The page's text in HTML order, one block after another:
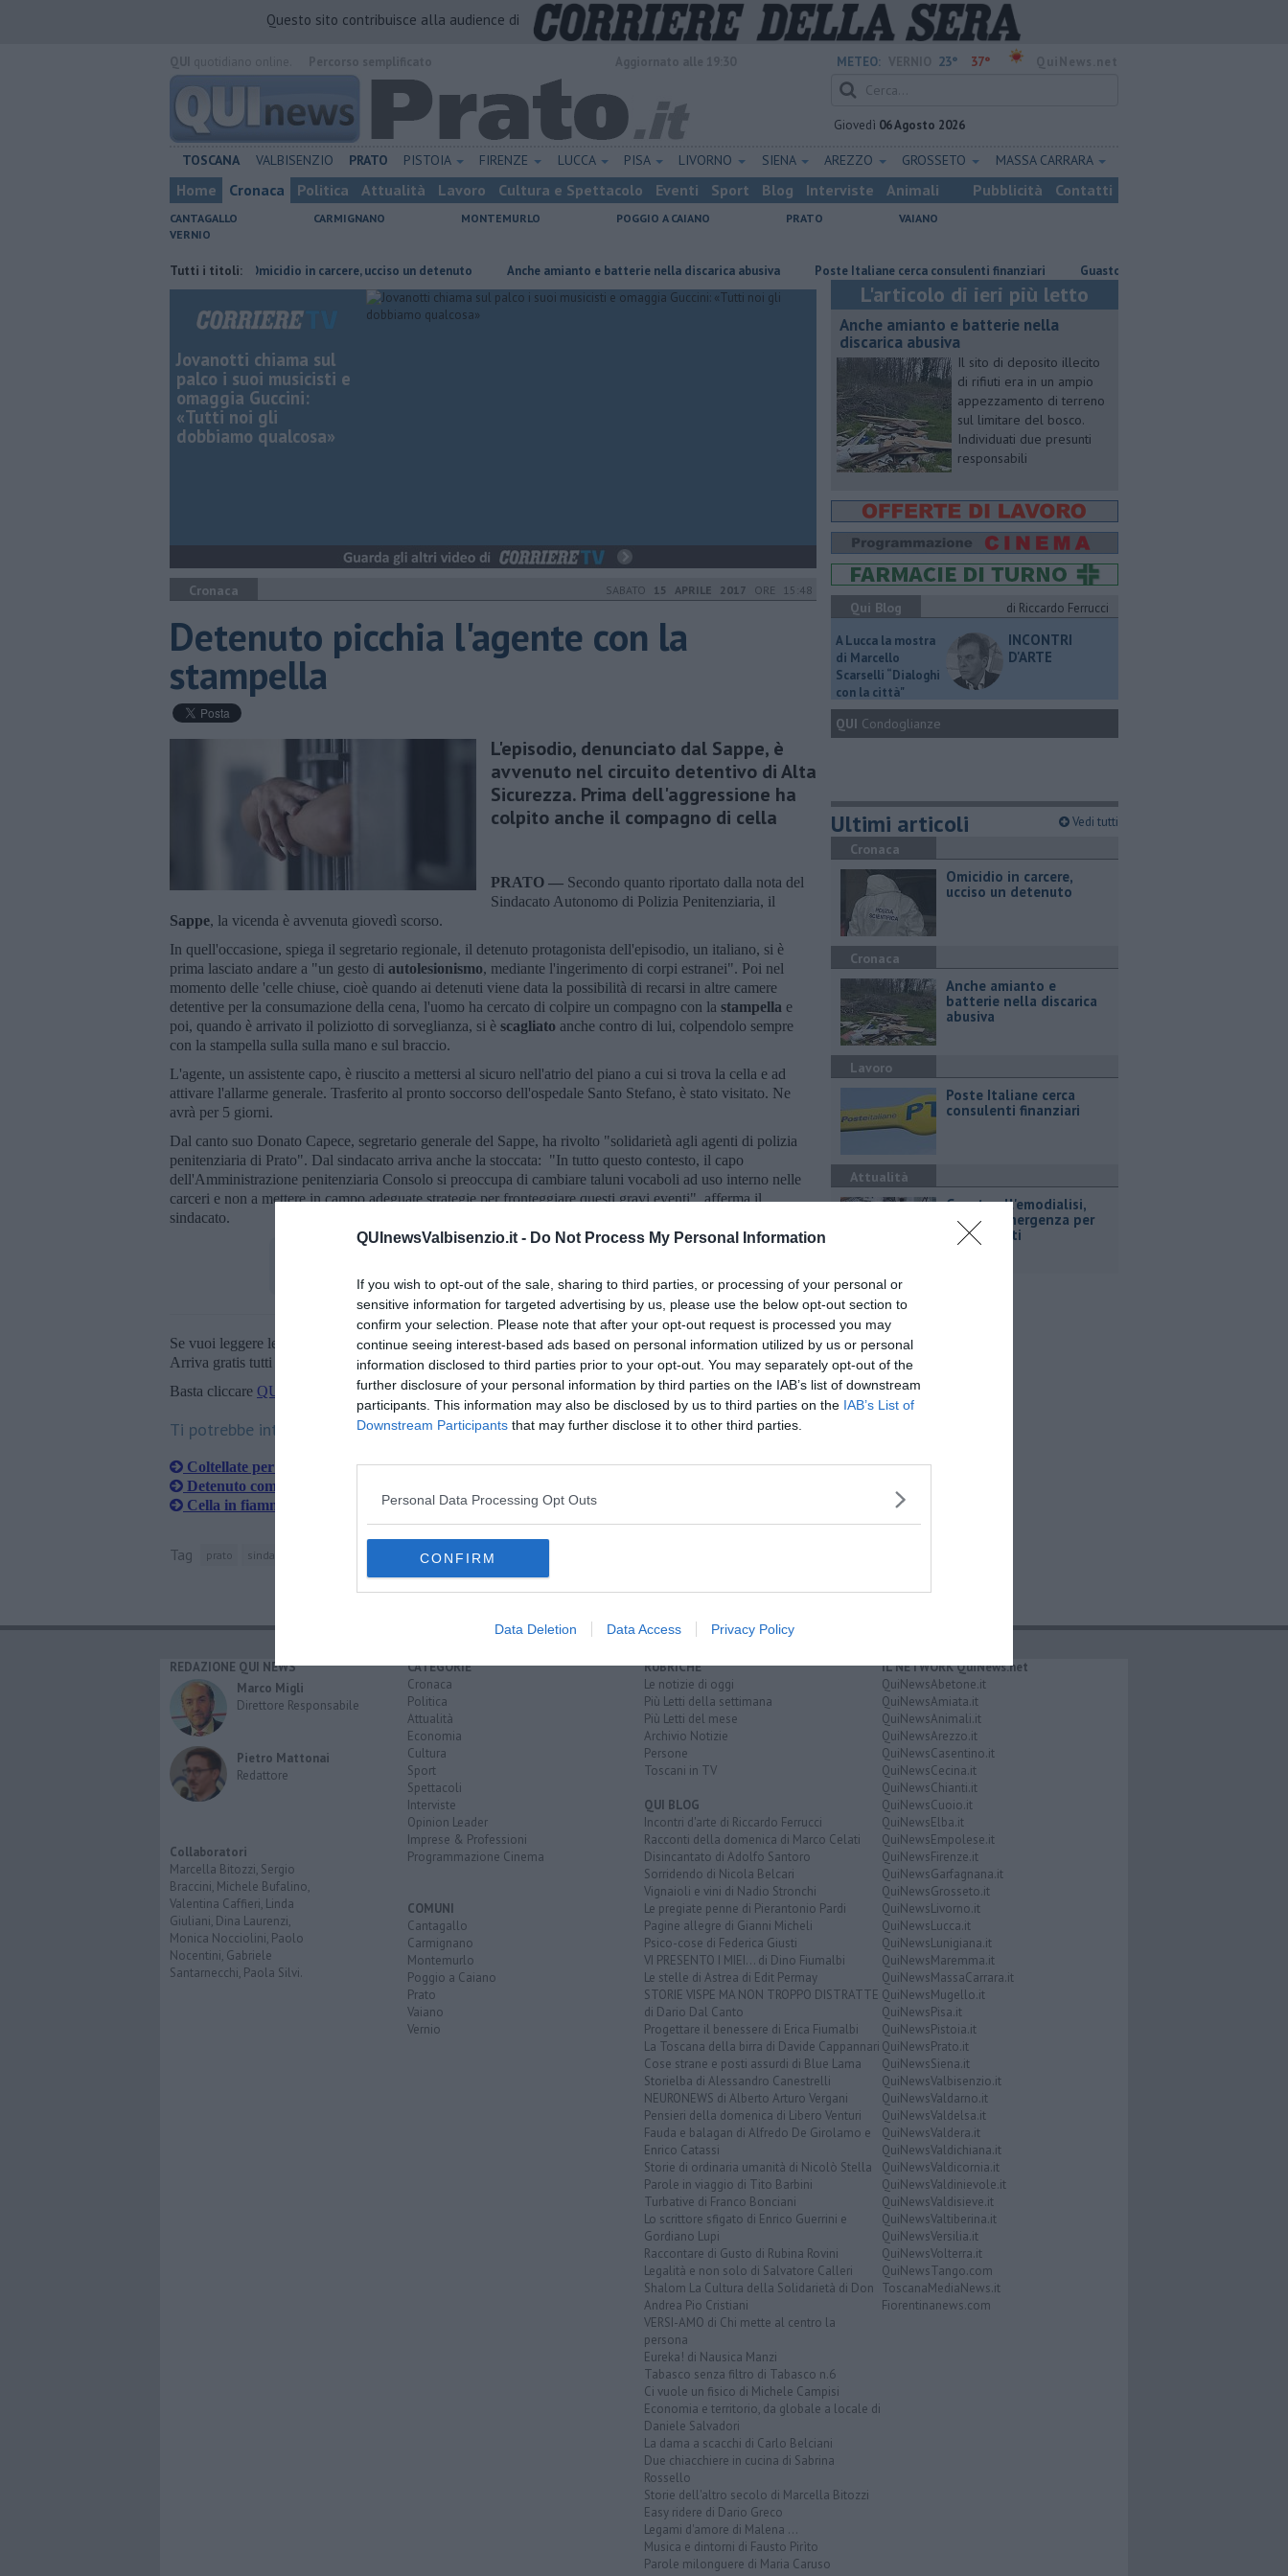
QUInewsValbisenzio.it - Do Not Process My Personal Information
If you wish to opt-out of the sale, sharing to third parties, or processing of your personal or
sensitive information for targeted advertising by us, please use the below opt-out section to
confirm your selection. Please note that after your opt-out request is processed you may
continue seeing interest-based ads based on personal information utilized by us or personal
information disclosed to third parties prior to your opt-out. You may separately opt-out of the
further disclosure of your personal information by third parties on the IAB’s list of downstream
participants. This information may also be disclosed by us to third parties on the IAB’s List of
Downstream Participants that may further disclose it to other third parties.
Personal Data Processing Opt Outs
CONFIRM
Data Deletion Data Access Privacy Policy
Questo sito contribuisce alla audience di
METEO: 23° 37°
Giovedì 06 Agosto 2026
TOSCANA VALBISENZIO PRATO PISTOIA FIRENZE LUCCA PISA LIVORNO SIENA AREZZO GROSSETO MASSA CARRARA
Home Cronaca Politica Attualità Lavoro Cultura e Spettacolo Eventi Sport Blog Interviste Animali Pubblicità Contatti
CANTAGALLO CARMIGNANO MONTEMURLO POGGIO A CAIANO PRATO
VAIANO
VERNIO
Tutti i titoli:Omicidio in carcere, ucciso un detenuto Anche amianto e batterie nella discarica abusiva Poste Italiane cerca consulenti finanziari Guasto all'emodialisi, piano d'emergenza
Jovanotti chiama sul
palco i suoi musicisti e
omaggia Guccini:
«Tutti noi gli
dobbiamo qualcosa»
Cronaca SABATO 15 APRILE 2017 ORE 15:48
Detenuto picchia l'agente con la
stampella
L'episodio, denunciato dal Sappe, è
avvenuto nel circuito detentivo di Alta
Sicurezza. Prima dell'aggressione ha
colpito anche il compagno di cella
PRATO — Secondo quanto riportato dalla nota del
Sindacato Autonomo di Polizia Penitenziaria, il
Sappe, la vicenda è avvenuta giovedì scorso.
In quell'occasione, spiega il segretario regionale, il detenuto protagonista dell'episodio, un italiano, si è
prima lasciato andare a "un gesto di autolesionismo, mediante l'ingerimento di corpi estranei". Poi nel
momento delle 'celle chiuse, cioè quando ai detenuti viene data la possibilità di recarsi in altre camere
detentive per la consumazione della cena, l'uomo ha cercato di colpire un compagno con la stampella e
poi, quando è arrivato il poliziotto di sorveglianza, si è scagliato anche contro di lui, colpendolo sempre
con la stampella sulla sulla mano e sul braccio.
L'agente, un assistente capo, è riuscito a mettersi al sicuro nell'atrio del piano a cui si trova la cella e ad
attivare l'allarme generale. Trasferito al pronto soccorso dell'ospedale Santo Stefano, è stato visitato. Ne
avrà per 5 giorni.
Dal canto suo Donato Capece, segretario generale del Sappe, ha rivolto "solidarietà agli agenti di polizia
penitenziaria di Prato". Dal sindacato arriva anche la stoccata: "In tutto questo contesto, il capo
dell'Amministrazione penitenziaria Consolo si preoccupa di cambiare taluni vocaboli ad uso interno nelle
carceri e non a mettere in campo adeguate strategie per fronteggiare questi gravi eventi", afferma il
sindacato.
Se vuoi leggere le notizie principali della Toscana iscriviti alla Newsletter QUInews - ToscanaMedia.
Arriva gratis tutti i giorni alle 20:00 direttamente nella tua casella di posta.
Basta cliccare QUI
Ti potrebbe interessare anche:
Coltellate per un cellulare conteso
Detenuto come una furia picchia due agenti
Cella in fiamme e agenti intossicati
Tag prato sindacato autonomo di polizia polizia penitenziaria
L'articolo di ieri più letto
Anche amianto e batterie nella
discarica abusiva
Il sito di deposito illecito
di rifiuti era in un ampio
appezzamento di terreno
sul limitare del bosco.
Individuati due presunti
responsabili
Qui Blog
di Riccardo Ferrucci
A Lucca la mostra
di Marcello
Scarselli “Dialoghi
con la città"
INCONTRI
D'ARTE
QUI Condoglianze
Ultimi articoli Vedi tutti
Cronaca
Omicidio in carcere,
ucciso un detenuto
Cronaca
Anche amianto e
batterie nella discarica
abusiva
Lavoro
Poste Italiane cerca
consulenti finanziari
Attualità
Guasto all'emodialisi,
piano d'emergenza per
55 pazienti
REDAZIONE QUI NEWS
Marco Migli
Direttore Responsabile
Pietro Mattonai
Redattore
Collaboratori
Marcella Bitozzi, Sergio
Braccini, Michele Bufalino,
Valentina Caffieri, Linda
Giuliani, Dina Laurenzi,
Monica Nocciolini, Paolo
Nocentini, Gabriele
Santarnecchi, Paola Silvi.
CATEGORIE
Cronaca
Politica
Attualità
Economia
Cultura
Sport
Spettacoli
Interviste
Opinion Leader
Imprese & Professioni
Programmazione Cinema
COMUNI
Cantagallo
Carmignano
Montemurlo
Poggio a Caiano
Prato
Vaiano
Vernio
RUBRICHE
Le notizie di oggi
Più Letti della settimana
Più Letti del mese
Archivio Notizie
Persone
Toscani in TV
QUI BLOG
Incontri d'arte di Riccardo Ferrucci
Racconti della domenica di Marco Celati
Disincantato di Adolfo Santoro
Sorridendo di Nicola Belcari
Vignaioli e vini di Nadio Stronchi
Le pregiate penne di Pierantonio Pardi
Pagine allegre di Gianni Micheli
Psico-cose di Federica Giusti
VI PRESENTO I MIEI... di Dino Fiumalbi
Le stelle di Astrea di Edit Permay
STORIE VISPE MA NON TROPPO DISTRATTE
di Dario Dal Canto
Progettare il benessere di Erica Fiumalbi
La Toscana della birra di Davide Cappannari
Cose strane e posti assurdi di Blue Lama
Storielba di Alessandro Canestrelli
NEURONEWS di Alberto Arturo Vergani
Pensieri della domenica di Libero Venturi
Fauda e balagan di Alfredo De Girolamo e
Enrico Catassi
Storie di ordinaria umanità di Nicolò Stella
Parole in viaggio di Tito Barbini
Turbative di Franco Bonciani
Lo scrittore sfigato di Enrico Guerrini e
Gordiano Lupi
Raccontare di Gusto di Rubina Rovini
Legalità e non solo di Salvatore Calleri
Shalom La Cultura della Solidarietà di Don
Andrea Pio Cristiani
VERSI-AMO di Chi mette al centro la
persona
Eureka! di Nausica Manzi
Tabasco senza filtro di Tabasco n.6
Ci vuole un fisico di Michele Campisi
Economia e territorio, da globale a locale di
Daniele Salvadori
La dama a scacchi di Carlo Belciani
Due chiacchiere in cucina di Sabrina
Rossello
Storie dell'altro secolo di Marcella Bitozzi
Easy ridere di Dario Greco
Legami d'amore di Malena ...
Musica e dintorni di Fausto Pirìto
Parole milonguere di Maria Caruso
IL NETWORK QuiNews.net
QuiNewsAbetone.it
QuiNewsAmiata.it
QuiNewsAnimali.it
QuiNewsArezzo.it
QuiNewsCasentino.it
QuiNewsCecina.it
QuiNewsChianti.it
QuiNewsCuoio.it
QuiNewsElba.it
QuiNewsEmpolese.it
QuiNewsFirenze.it
QuiNewsGarfagnana.it
QuiNewsGrosseto.it
QuiNewsLivorno.it
QuiNewsLucca.it
QuiNewsLunigiana.it
QuiNewsMaremma.it
QuiNewsMassaCarrara.it
QuiNewsMugello.it
QuiNewsPisa.it
QuiNewsPistoia.it
QuiNewsPrato.it
QuiNewsSiena.it
QuiNewsValbisenzio.it
QuiNewsValdarno.it
QuiNewsValdelsa.it
QuiNewsValdera.it
QuiNewsValdichiana.it
QuiNewsValdicornia.it
QuiNewsValdinievole.it
QuiNewsValdisieve.it
QuiNewsValtiberina.it
QuiNewsVersilia.it
QuiNewsVolterra.it
QuiNewsTango.com
ToscanaMediaNews.it
Fiorentinanews.com